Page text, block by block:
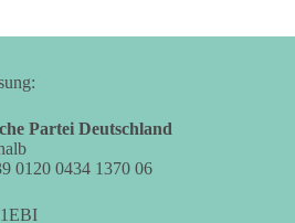
für Schule,
werden nicht
auf Parteifarbe
geschaut wird.
Partei Deutschland
0120 0434 1370 06